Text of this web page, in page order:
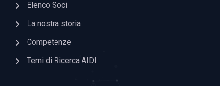
Elenco Soci
La nostra storia
Competenze
Temi di Ricerca AIDI